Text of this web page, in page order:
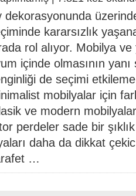
dekorasyonunda
kararsızlık
rol alıyor. Mobilya
içinde olmasının yanı
de seçimi
mobilyalar için
ve modern
perdeler sade bir
daha da dikkat
…